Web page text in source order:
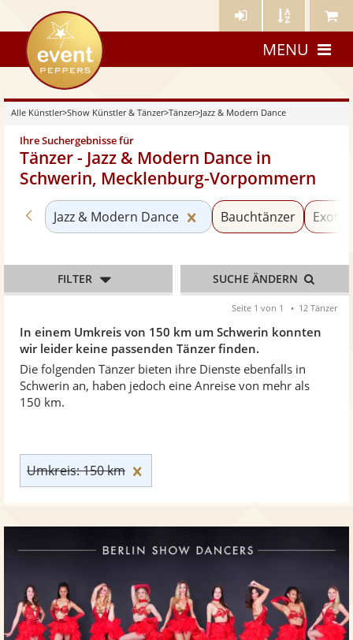
Künstler- Künstler Meine
eventpeppers
MENU
Alle Künstler>Show Künstler & Tänzer>Tänzer>Jazz & Modern Dance
Ihre Suchergebnisse für
Tänzer - Jazz & Modern Dance in
Schwerin, Mecklenburg-Vorpommern
In einem Umkreis von 150 km um Schwerin konnten
wir leider keine passenden Tänzer finden.
Die folgenden Tänzer bieten ihre Dienste ebenfalls in
Schwerin an, haben jedoch eine Anreise von mehr als
150 km.
Zurück zu «Tänzer»
Jazz & Modern Dance Kategorie «Jazz &
Bauchtänzer
Umkreis: 150 km
FILTER SUCHE ÄNDERN
Seite 1 von 1 12 Tänzer